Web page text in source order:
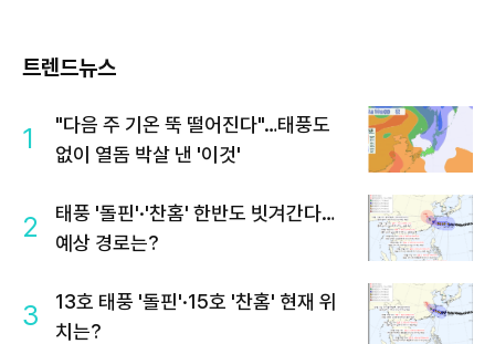
트렌드뉴스
1
"다음 주 기온 뚝 떨어진다"…태풍도
없이 열돔 박살 낸 '이것'
2
태풍 '돌핀'·'찬홈' 한반도 빗겨간다…
예상 경로는?
3
13호 태풍 '돌핀'·15호 '찬홈' 현재 위
치는?